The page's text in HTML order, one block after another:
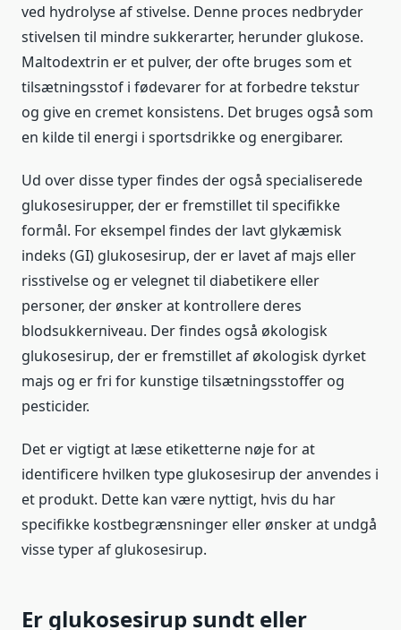
ved hydrolyse af stivelse. Denne proces nedbryder
stivelsen til mindre sukkerarter, herunder glukose.
Maltodextrin er et pulver, der ofte bruges som et
tilsætningsstof i fødevarer for at forbedre tekstur
og give en cremet konsistens. Det bruges også som
en kilde til energi i sportsdrikke og energibarer.
Ud over disse typer findes der også specialiserede
glukosesirupper, der er fremstillet til specifikke
formål. For eksempel findes der lavt glykæmisk
indeks (GI) glukosesirup, der er lavet af majs eller
risstivelse og er velegnet til diabetikere eller
personer, der ønsker at kontrollere deres
blodsukkerniveau. Der findes også økologisk
glukosesirup, der er fremstillet af økologisk dyrket
majs og er fri for kunstige tilsætningsstoffer og
pesticider.
Det er vigtigt at læse etiketterne nøje for at
identificere hvilken type glukosesirup der anvendes i
et produkt. Dette kan være nyttigt, hvis du har
specifikke kostbegrænsninger eller ønsker at undgå
visse typer af glukosesirup.
Er glukosesirup sundt eller